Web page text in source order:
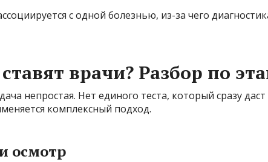
с одной болезнью, из-за чего
врачи? Разбор по
непростая. Нет единого теста, который сразу
комплексный подход.
осмотр